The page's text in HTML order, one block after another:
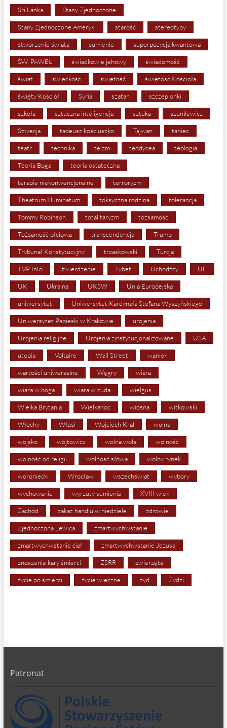
Sri Lanka Stany Zjednoczone
Stany Zjednoczone Ameryki starość stereotypy
stworzenie świata sumienie superpozycja kwantowa
ŚW. PAWEŁ świadkowie jehowy świadomość
świat świeckość świętość świętość Kościoła
święty Kościół Syria szatan szczepionki
szkoła sztuczna inteligencja sztuka szumlewicz
Szwecja tadeusz kościuszko Tajwan taniec
teatr technika teizm teodycea teologia
Teoria Boga teoria ostateczna
terapie niekonwencjonalne terroryzm
Theatrum Illuminatum toksyczna rodzina tolerancja
Tommy Robinson totalitaryzm tożsamość
Tożsamość płciowa transcendencja Trump
Trybunał Konstytucyjny trzaskowski Turcja
TVP Info twierdzenie Tybet Uchodźcy UE
UK Ukraina UKSW Unia Europejska
uniwersytet Uniwersytet Kardynała Stefana Wyszyńskiego
Uniwersytet Papieski w Krakowie urojenia
Urojenia religijne Urojenia zinstytucjonalizowane USA
utopia Voltaire Wall Street waniek
wartości uniwersalne Węgry wiara
wiara w boga wiara w cuda wielgus
Wielka Brytania Wielkanoc wiosna witkowski
Włochy Włosi Wojciech Kral wojna
wojsko wójtowicz wolna wola wolność
wolność od religii wolność słowa wolny rynek
woroniecki Wrocław wszechświat wybory
wychowanie wyrzuty sumienia XVIII wiek
Zachód zakaz handlu w niedziele zdrowie
Zjednoczona Lewica zmartwychwstanie
zmartwychwstanie ciał zmartwychwstanie Jezusa
znoszenie kary śmierci ZSRR zwierzęta
życie po śmierci życie wieczne żyd Żydzi
Patronat